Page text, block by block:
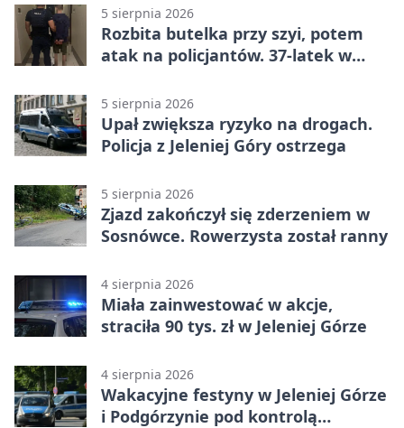
5 sierpnia 2026
Rozbita butelka przy szyi, potem
atak na policjantów. 37-latek w
5 sierpnia 2026
Upał zwiększa ryzyko na drogach.
Policja z Jeleniej Góry ostrzega
5 sierpnia 2026
Zjazd zakończył się zderzeniem w
Sosnówce. Rowerzysta został ranny
4 sierpnia 2026
Miała zainwestować w akcje,
straciła 90 tys. zł w Jeleniej Górze
4 sierpnia 2026
Wakacyjne festyny w Jeleniej Górze
i Podgórzynie pod kontrolą